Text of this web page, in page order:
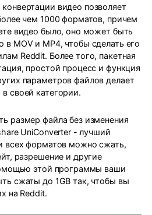
видео позволяет
чем 1000 форматов, причем
видео было, оно может быть
в MOV и MP4, чтобы сделать его
Reddit. Более того, пакетная
простой процесс и функция
параметров файлов делает
своей категории.
размер файла без изменения
UniConverter - лучший
всех форматов можно сжать,
разрешение и другие
этой программы ваши
сжаты до 1GB так, чтобы вы
на Reddit.